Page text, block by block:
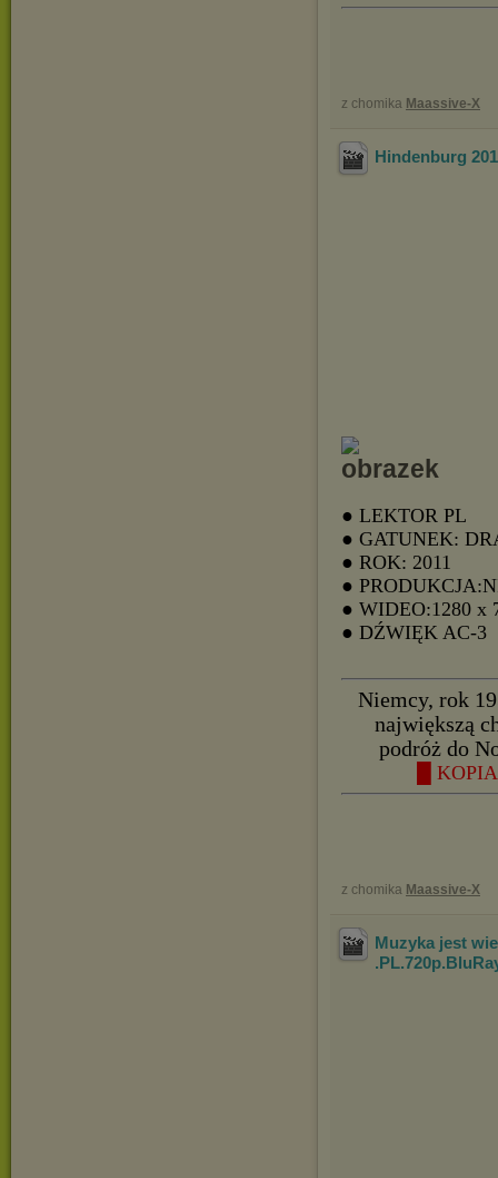
z chomika Maassive-X
Hindenburg
● LEKTOR PL
● GATUNEK:
● ROK: 2011
●
● WIDEO:1280 x
● DŹWIĘK AC-3
Niemcy, rok
największą
podróż do
█
z chomika Maassive-X
Muzyka jest